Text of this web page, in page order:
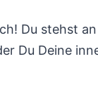
Du stehst
Du Deine